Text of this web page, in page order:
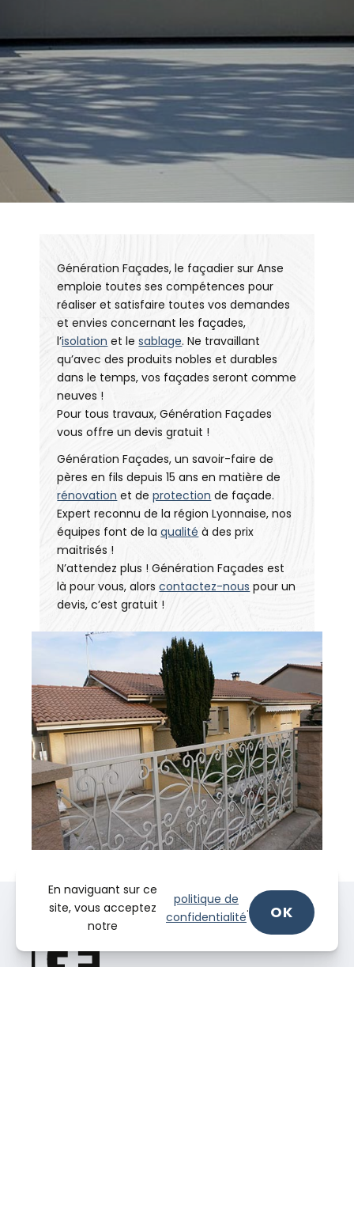
En naviguant sur ce
site, vous acceptez
notre
politique de
confidentialité
. OK
Génération Façades, le façadier sur Anse
emploie toutes ses compétences pour
réaliser et satisfaire toutes vos demandes
et envies concernant les façades,
l’isolation et lesablage. Ne travaillant
qu’avec des produits nobles et durables
dans le temps, vos façades seront comme
neuves !
Pour tous travaux, Génération Façades
vous offre un devis gratuit !
Génération Façades, un savoir-faire de
pères en fils depuis 15 ans en matière de
rénovation et deprotection de façade.
Expert reconnu de la région Lyonnaise, nos
équipes font de laqualité à des prix
maitrisés !
N’attendez plus ! Génération Façades est
là pour vous, alorscontactez-nous pour un
devis, c’est gratuit !